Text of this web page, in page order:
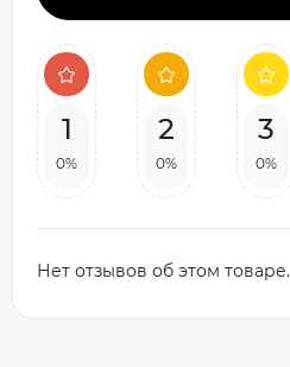
1
0%
2
0%
3
0%
Нет отзывов об этом товаре.